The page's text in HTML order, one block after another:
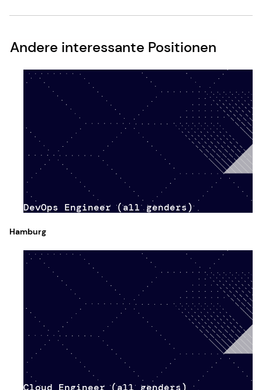
Andere interessante Positionen
DevOps Engineer (all genders)
Hamburg